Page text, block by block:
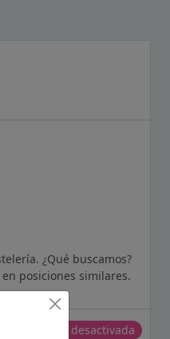
¿Qué buscamos?
posiciones similares.
Oferta desactivada